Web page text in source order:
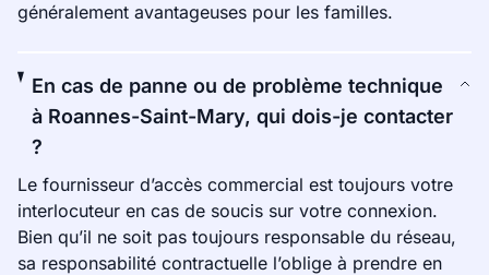
généralement avantageuses pour les familles.
En cas de panne ou de problème technique
à Roannes-Saint-Mary, qui dois-je contacter
?
Le fournisseur d’accès commercial est toujours votre
interlocuteur en cas de soucis sur votre connexion.
Bien qu’il ne soit pas toujours responsable du réseau,
sa responsabilité contractuelle l’oblige à prendre en